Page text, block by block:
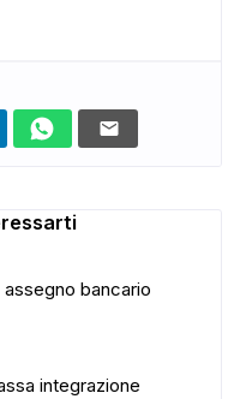
bancario
integrazione